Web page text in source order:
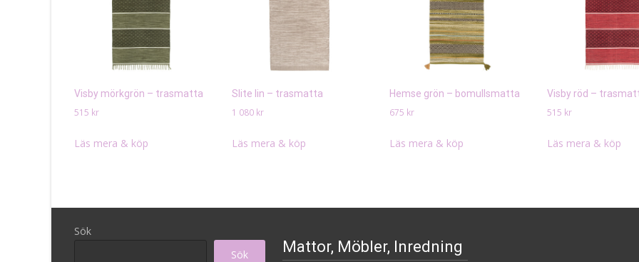
Visby mörkgrön – trasmatta
515 kr
Läs mera & köp
Slite lin – trasmatta
1 080 kr
Läs mera & köp
Hemse grön – bomullsmatta
675 kr
Läs mera & köp
Visby röd –
515 kr
Läs mera & köp
Sök
Sök
Mattor, Möbler, Inredning